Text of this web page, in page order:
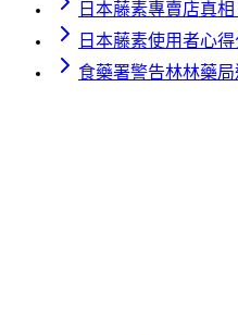
日本藤素專賣店真
日本藤素使用者心
食藥署警告林林藥